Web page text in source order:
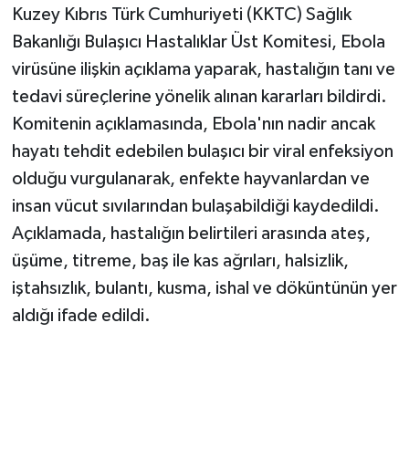
Kuzey Kıbrıs Türk Cumhuriyeti (KKTC) Sağlık
Bakanlığı Bulaşıcı Hastalıklar Üst Komitesi, Ebola
virüsüne ilişkin açıklama yaparak, hastalığın tanı ve
tedavi süreçlerine yönelik alınan kararları bildirdi.
Komitenin açıklamasında, Ebola'nın nadir ancak
hayatı tehdit edebilen bulaşıcı bir viral enfeksiyon
olduğu vurgulanarak, enfekte hayvanlardan ve
insan vücut sıvılarından bulaşabildiği kaydedildi.
Açıklamada, hastalığın belirtileri arasında ateş,
üşüme, titreme, baş ile kas ağrıları, halsizlik,
iştahsızlık, bulantı, kusma, ishal ve döküntünün yer
aldığı ifade edildi.